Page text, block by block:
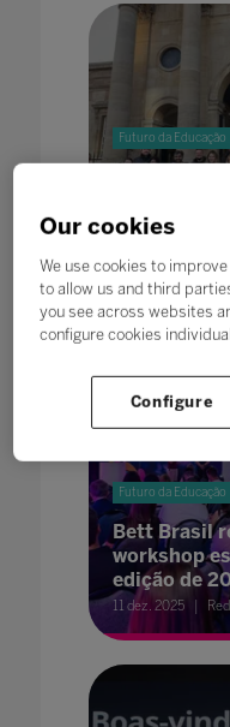
Futuro da Educação
educacional
12 jan. 2026
Futuro da Educação
Bett Brasil
workshop
edição de
11 dez. 2025
Our cookies
We use cookies to
to allow us and third
you see across websites
configure cookies
Configure